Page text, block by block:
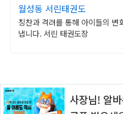
월성동 서린태권도
칭찬과 격려를 통해 아이들의 변
냅니다. 서린 태권도장